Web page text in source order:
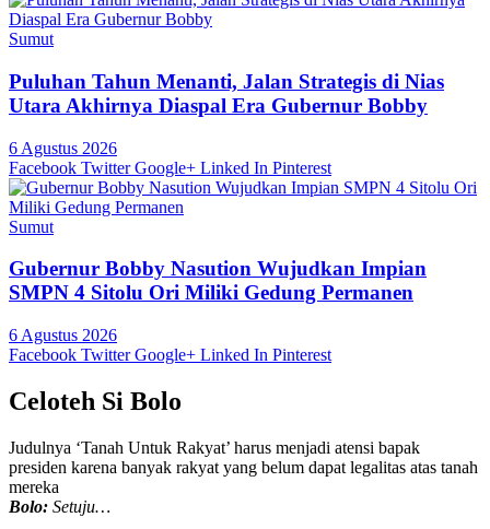
Sumut
Puluhan Tahun Menanti, Jalan Strategis di Nias
Utara Akhirnya Diaspal Era Gubernur Bobby
6 Agustus 2026
Facebook Twitter Google+ Linked In Pinterest
Sumut
Gubernur Bobby Nasution Wujudkan Impian
SMPN 4 Sitolu Ori Miliki Gedung Permanen
6 Agustus 2026
Facebook Twitter Google+ Linked In Pinterest
Celoteh Si Bolo
Judulnya ‘Tanah Untuk Rakyat’ harus menjadi atensi bapak
presiden karena banyak rakyat yang belum dapat legalitas atas tanah
mereka
Bolo: Setuju…